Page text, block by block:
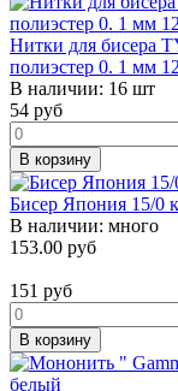
Нитки для бисера
полиэстер 0. 1 мм
В наличии: 16 шт
54 руб
В корзину
Бисер Япония 15/0
В наличии: много
153.00 руб
151 руб
В корзину